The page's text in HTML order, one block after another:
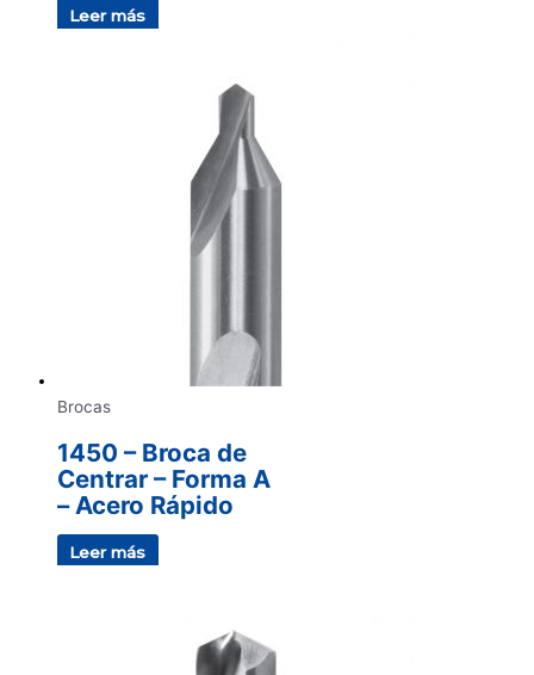
Leer más
Brocas
1450 – Broca de
Centrar – Forma A
– Acero Rápido
Leer más